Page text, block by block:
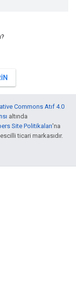
Commons Atıf 4.0
altında
Site Politikaları'na
ticari markasıdır.